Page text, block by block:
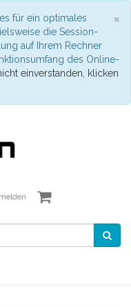
×
für ein optimales
die Session-
auf Ihrem Rechner
des Online-
einverstanden, klicken